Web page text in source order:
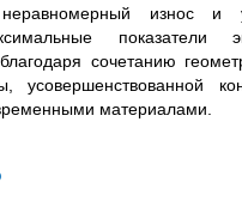
износ и
показатели
сочетанию
усовершенствованной
материалами.
с допустимой нагрузкой